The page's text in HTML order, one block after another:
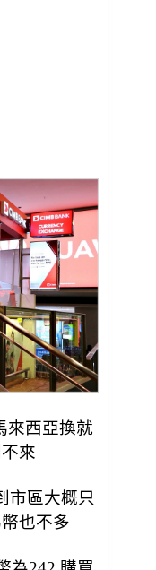
來西亞換就
來
市區大概只
也不多